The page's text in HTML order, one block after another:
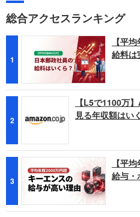
総合アクセスランキング
1
【平
給料は
2
【L5で1100万
見る年収額はい
3
【平
給与・